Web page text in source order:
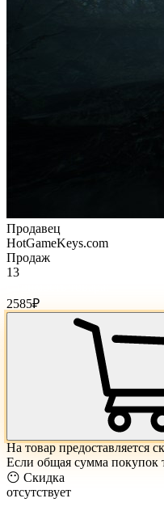
Продавец
HotGameKeys.com
Продаж
13
2585₽
На товар предоставляется
Если общая сумма покупок
😶 Скидка
отсутствует